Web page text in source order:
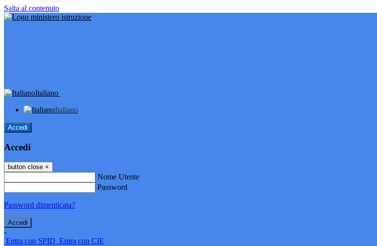
Salta al contenuto
Italiano
Italiano
Accedi
Accedi
button close ×
Nome Utente
Password
Password dimenticata?
-
Entra con SPID Entra con CIE